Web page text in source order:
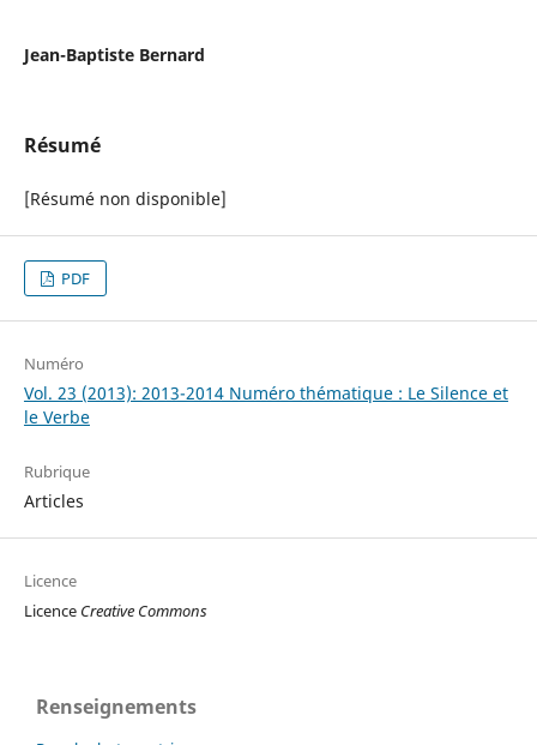
Jean-Baptiste Bernard
Résumé
[Résumé non disponible]
PDF
Numéro
Vol. 23 (2013): 2013-2014 Numéro thématique : Le Silence et
le Verbe
Rubrique
Articles
Licence
Licence Creative Commons
Renseignements